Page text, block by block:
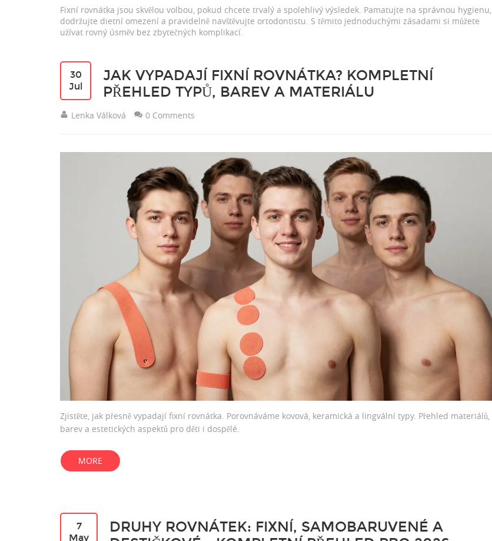
Fixní rovnátka jsou skvělou volbou, pokud chcete trvalý a spolehlivý výsledek. Pamatujte na správnou hygienu,
dodržujte dietní omezení a pravidelně navštěvujte ortodontistu. S těmito jednoduchými zásadami si můžete
užívat rovný úsměv bez zbytečných komplikací.
30
Jul
JAK VYPADAJÍ FIXNÍ ROVNÁTKA? KOMPLETNÍ
PŘEHLED TYPŮ, BAREV A MATERIÁLU
Lenka Válková 0 Comments
Zjistěte, jak přesně vypadají fixní rovnátka. Porovnáváme kovová, keramická a lingvální typy. Přehled materiálů,
barev a estetických aspektů pro děti i dospělé.
MORE
7
May
DRUHY ROVNÁTEK: FIXNÍ, SAMOBARUVENÉ A